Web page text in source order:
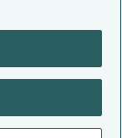
ČTK.